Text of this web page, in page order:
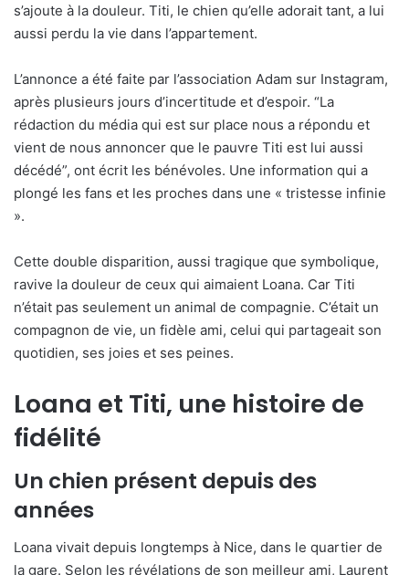
s’ajoute à la douleur. Titi, le chien qu’elle adorait tant, a lui
aussi perdu la vie dans l’appartement.
L’annonce a été faite par l’association Adam sur Instagram,
après plusieurs jours d’incertitude et d’espoir. “La
rédaction du média qui est sur place nous a répondu et
vient de nous annoncer que le pauvre Titi est lui aussi
décédé”, ont écrit les bénévoles. Une information qui a
plongé les fans et les proches dans une « tristesse infinie
».
Cette double disparition, aussi tragique que symbolique,
ravive la douleur de ceux qui aimaient Loana. Car Titi
n’était pas seulement un animal de compagnie. C’était un
compagnon de vie, un fidèle ami, celui qui partageait son
quotidien, ses joies et ses peines.
Loana et Titi, une histoire de
fidélité
Un chien présent depuis des
années
Loana vivait depuis longtemps à Nice, dans le quartier de
la gare. Selon les révélations de son meilleur ami, Laurent